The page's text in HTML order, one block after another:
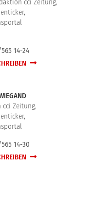
cci Zeitung,
14-24
cci Zeitung,
14-30